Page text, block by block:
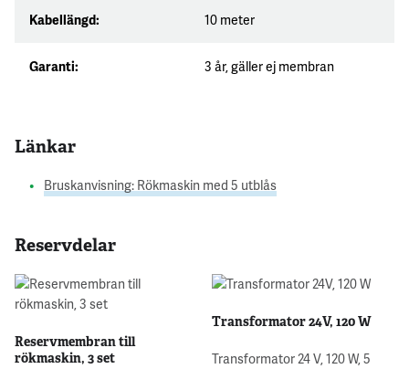
Kabellängd: 10 meter
Garanti: 3 år, gäller ej membran
Länkar
Bruskanvisning: Rökmaskin med 5 utblås
Reservdelar
Reservmembran till
rökmaskin, 3 set
Transformator 24V, 120 W
Transformator 24 V, 120 W, 5